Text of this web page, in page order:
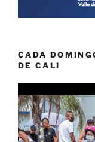
CADA
DE CALI
de
vídeo